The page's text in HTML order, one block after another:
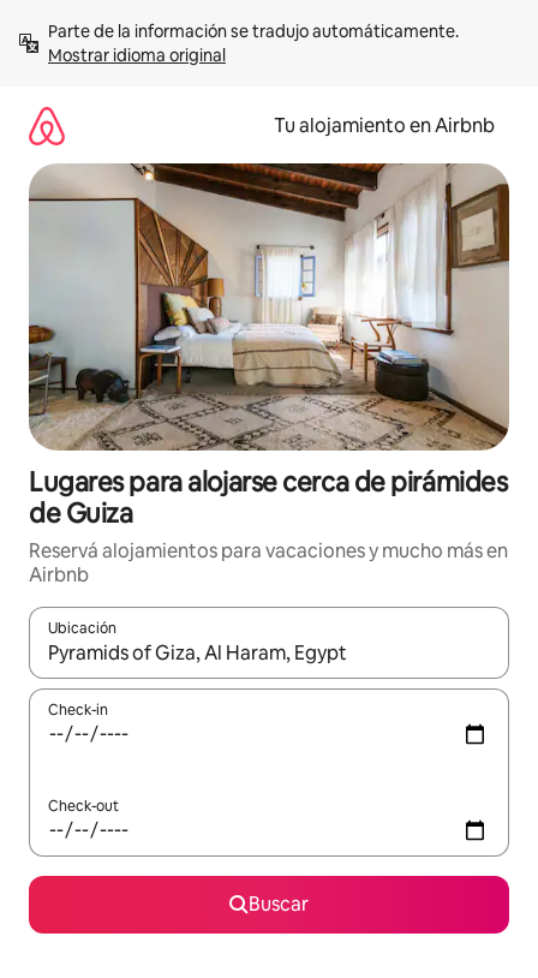
contenidoMostrar idioma original
Tu alojamiento en Airbnb
Lugares para alojarse cerca de pirámides
de Guiza
Reservá alojamientos para vacaciones y mucho más en
Airbnb
Ubicación
Cuando los resultados estén disponibles, navegá con las
Check-in
Check-out
Buscar